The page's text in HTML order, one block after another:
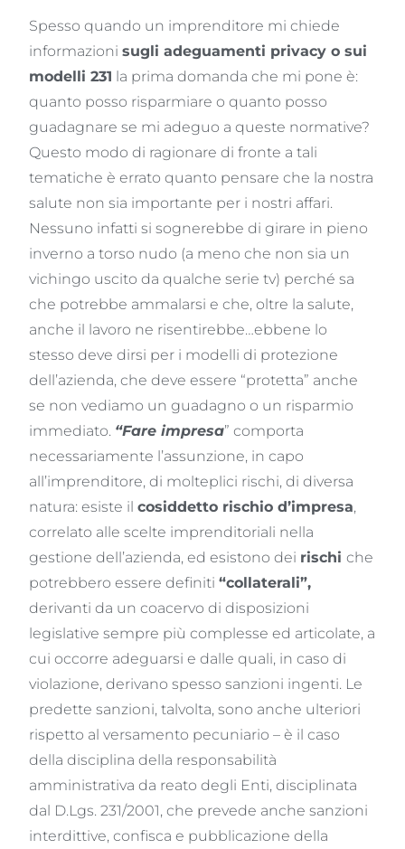
Spesso quando un imprenditore mi chiede
informazionisugli adeguamenti privacy o sui
modelli 231 la prima domanda che mi pone è:
quanto posso risparmiare o quanto posso
guadagnare se mi adeguo a queste normative?
Questo modo di ragionare di fronte a tali
tematiche è errato quanto pensare che la nostra
salute non sia importante per i nostri affari.
Nessuno infatti si sognerebbe di girare in pieno
inverno a torso nudo (a meno che non sia un
vichingo uscito da qualche serie tv) perché sa
che potrebbe ammalarsi e che, oltre la salute,
anche il lavoro ne risentirebbe…ebbene lo
stesso deve dirsi per i modelli di protezione
dell’azienda, che deve essere “protetta” anche
se non vediamo un guadagno o un risparmio
immediato. “Fare impresa” comporta
necessariamente l’assunzione, in capo
all’imprenditore, di molteplici rischi, di diversa
natura: esiste ilcosiddetto rischio d’impresa,
correlato alle scelte imprenditoriali nella
gestione dell’azienda, ed esistono dei rischiche
potrebbero essere definiti“collaterali”,
derivanti da un coacervo di disposizioni
legislative sempre più complesse ed articolate, a
cui occorre adeguarsi e dalle quali, in caso di
violazione, derivano spesso sanzioni ingenti. Le
predette sanzioni, talvolta, sono anche ulteriori
rispetto al versamento pecuniario – è il caso
della disciplina della responsabilità
amministrativa da reato degli Enti, disciplinata
dal D.Lgs. 231/2001, che prevede anche sanzioni
interdittive, confisca e pubblicazione della